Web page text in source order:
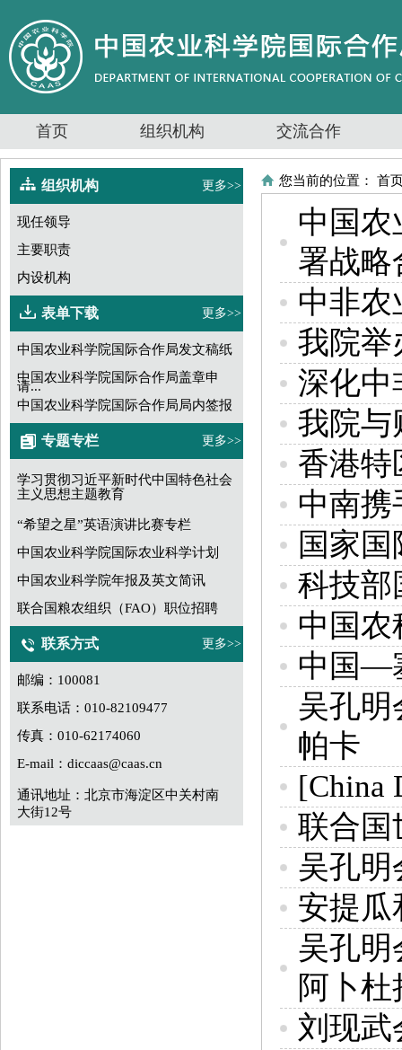
首页 组织机构 交流合作
组织机构 更多>>
现任领导
主要职责
内设机构
表单下载 更多>>
中国农业科学院国际合作局发文稿纸
中国农业科学院国际合作局盖章申
请...
中国农业科学院国际合作局局内签报
专题专栏 更多>>
学习贯彻习近平新时代中国特色社会
主义思想主题教育
“希望之星”英语演讲比赛专栏
中国农业科学院国际农业科学计划
中国农业科学院年报及英文简讯
联合国粮农组织（FAO）职位招聘
联系方式 更多>>
邮编：100081
联系电话：010-82109477
传真：010-62174060
E-mail：diccaas@caas.cn
通讯地址：北京市海淀区中关村南
大街12号
您当前的位置： 首
中国
署战略
中非
我院举
深化中
我院与
香港特
中南携
国家
科技部
中国农
中国—
吴孔明
帕卡
[China
联合国
吴孔明
安提瓜
吴孔明
阿卜
刘现武